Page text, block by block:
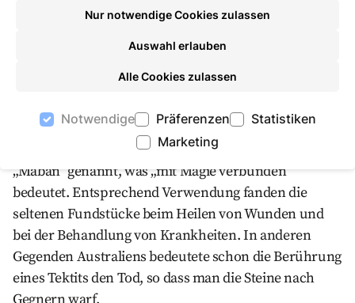
Nur notwendige Cookies zulassen
Auswahl erlauben
Alle Cookies zulassen
Notwendige Präferenzen
Statistiken
Marketing
Thailand, Vietnam, Indonesien und vor allem von
verschiedenen Fundorten der Philippinen. Auch eine
Australiens, ist vertreten. Insbesondere in Asien und
spirituelle Bedeutung für den Menschen. In
Westaustralien wurden sie oftmals von Stämmen
„Maban“ genannt, was „mit Magie verbunden“
bedeutet. Entsprechend Verwendung fanden die
seltenen Fundstücke beim Heilen von Wunden und
bei der Behandlung von Krankheiten. In anderen
Gegenden Australiens bedeutete schon die Berührung
eines Tektits den Tod, so dass man die Steine nach
Gegnern warf.